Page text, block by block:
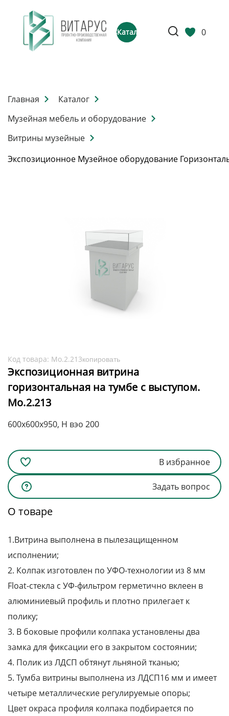
Каталог 0
Главная
Каталог
Музейная мебель и оборудование
Витрины музейные
Экспозиционное Музейное оборудование
Код товара: Мо.2.213копировать
Экспозиционная витрина
горизонтальная на тумбе с выступом.
Мо.2.213
600x600x950, H вэо 200
В избранное
Задать вопрос
О товаре
1.Витрина выполнена в пылезащищенном
исполнении;
2. Колпак изготовлен по УФО-технологии из 8 мм
Float-стекла с УФ-фильтром герметично вклеен в
алюминиевый профиль и плотно прилегает к
полику;
3. В боковые профили колпака установлены два
замка для фиксации его в закрытом состоянии;
4. Полик из ЛДСП обтянут льняной тканью;
5. Тумба витрины выполнена из ЛДСП16 мм и имеет
четыре металлические регулируемые опоры;
Цвет окраса профиля колпака подбирается по